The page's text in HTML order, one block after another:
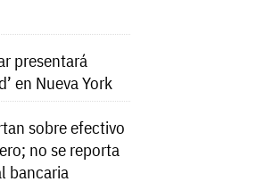
presentará
en Nueva York
sobre efectivo
no se reporta
bancaria